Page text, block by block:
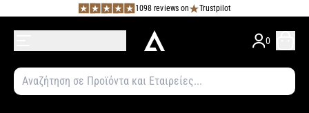
1098 reviews on Trustpilot
0